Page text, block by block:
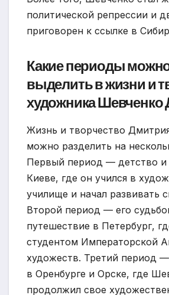
политической репрессии и
приговорен к ссылке в
Какие периоды
выделить в жизни и
художника Шевченко
Жизнь и творчество
можно разделить на
Первый период — детство и
Киеве, где он учился в
училище и начал развивать
Второй период — его
путешествие в Петербург,
студентом Императорской
художеств. Третий период
в Оренбурге и Орске, где
продолжил свое